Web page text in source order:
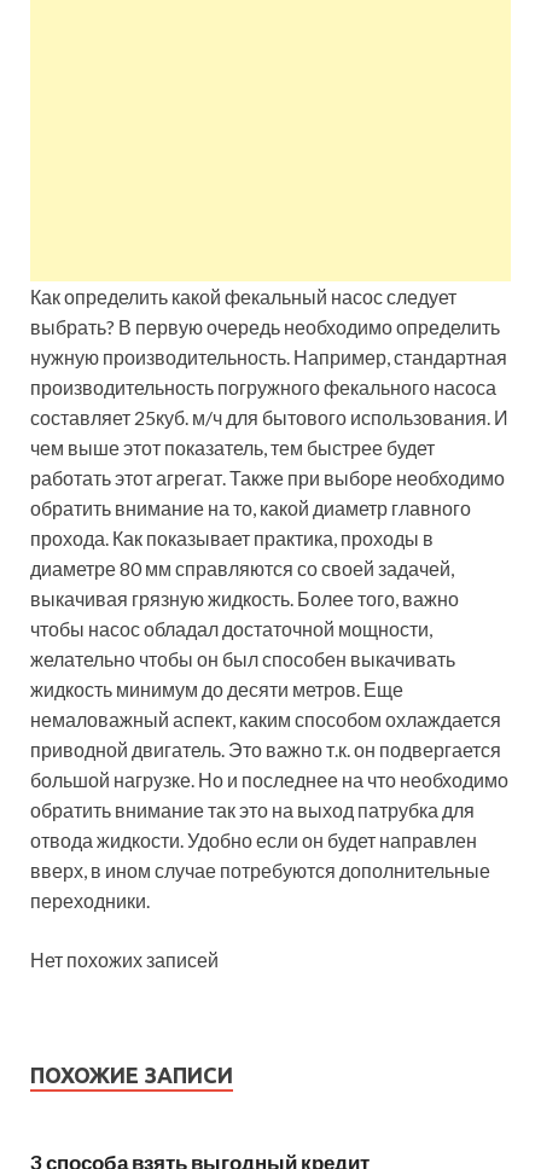
Как определить какой фекальный насос следует
выбрать? В первую очередь необходимо определить
нужную производительность. Например, стандартная
производительность погружного фекального насоса
составляет 25куб. м/ч для бытового использования. И
чем выше этот показатель, тем быстрее будет
работать этот агрегат. Также при выборе необходимо
обратить внимание на то, какой диаметр главного
прохода. Как показывает практика, проходы в
диаметре 80 мм справляются со своей задачей,
выкачивая грязную жидкость. Более того, важно
чтобы насос обладал достаточной мощности,
желательно чтобы он был способен выкачивать
жидкость минимум до десяти метров. Еще
немаловажный аспект, каким способом охлаждается
приводной двигатель. Это важно т.к. он подвергается
большой нагрузке. Но и последнее на что необходимо
обратить внимание так это на выход патрубка для
отвода жидкости. Удобно если он будет направлен
вверх, в ином случае потребуются дополнительные
переходники.
Нет похожих записей
ПОХОЖИЕ ЗАПИСИ
3 способа взять выгодный кредит